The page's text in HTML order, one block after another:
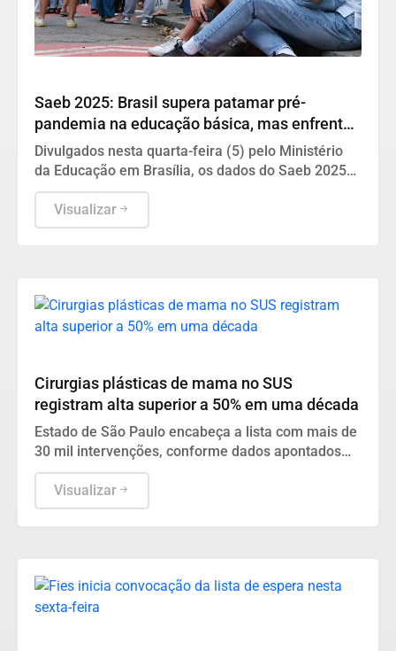
Saeb 2025: Brasil supera patamar pré-
pandemia na educação básica, mas enfrenta
gargalos em matemática
Divulgados nesta quarta-feira (5) pelo Ministério
da Educação em Brasília, os dados do Saeb 2025
apontam avanços consistentes em língua
portuguesa e matemática, embora a aprendizagem
ainda represente um obstáculo central para o país.
Visualizar
Cirurgias plásticas de mama no SUS
registram alta superior a 50% em uma década
Estado de São Paulo encabeça a lista com mais de
30 mil intervenções, conforme dados apontados
pela Sociedade Brasileira de Cirurgia Plástica.
Visualizar